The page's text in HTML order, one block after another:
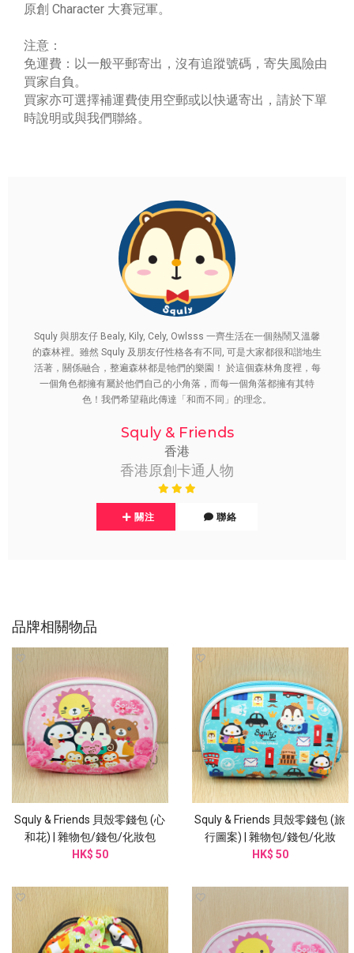
原創 Character 大賽冠軍。
注意：
免運費：以一般平郵寄出，沒有追蹤號碼，寄失風險由
買家自負。
買家亦可選擇補運費使用空郵或以快遞寄出，請於下單
時說明或與我們聯絡。
Squly 與朋友仔 Bealy, Kily, Cely, Owlsss 一齊生活在一個熱鬧又溫馨
的森林裡。雖然 Squly 及朋友仔性格各有不同, 可是大家都很和諧地生
活著，關係融合，整遍森林都是牠們的樂園！ 於這個森林角度裡，每
一個角色都擁有屬於他們自己的小角落，而每一個角落都擁有其特
色！我們希望藉此傳達「和而不同」的理念。
Squly & Friends
香港
香港原創卡通人物
關注 聯絡
品牌相關物品
Squly & Friends 貝殼零錢包 (心
和花) | 雜物包/錢包/化妝包
(I003SQB)
HK$ 50
Squly & Friends 貝殼零錢包 (旅
行圖案) | 雜物包/錢包/化妝
(I004SQB)
HK$ 50